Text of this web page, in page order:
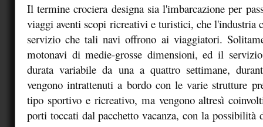
Il termine crociera designa sia l'imbarcazione per
viaggi aventi scopi ricreativi e turistici, che l'industria
servizio che tali navi offrono ai viaggiatori.
motonavi di medie-grosse dimensioni, ed il
durata variabile da una a quattro settimane,
vengono intrattenuti a bordo con le varie strutture
tipo sportivo e ricreativo, ma vengono altresì
porti toccati dal pacchetto vacanza, con la possibilità